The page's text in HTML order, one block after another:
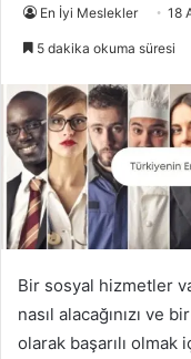
En İyi Meslekler 18
5 dakika okuma süresi
Bir sosyal hizmetler
nasıl alacağınızı ve
olarak başarılı